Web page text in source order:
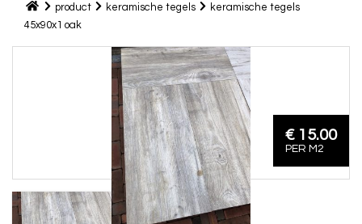
product keramische tegels
keramische tegels
45x90x1 oak
€ 15.00
PER M2